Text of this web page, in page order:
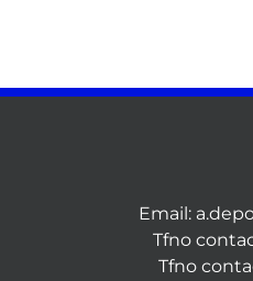
Email:
Tfno
Tfno